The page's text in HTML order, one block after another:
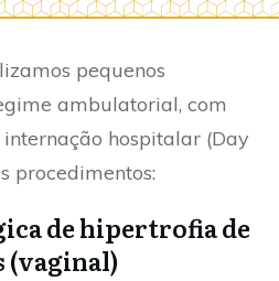
pequenos
ambulatorial, com
internação hospitalar (Day
procedimentos:
de hipertrofia de
(vaginal)